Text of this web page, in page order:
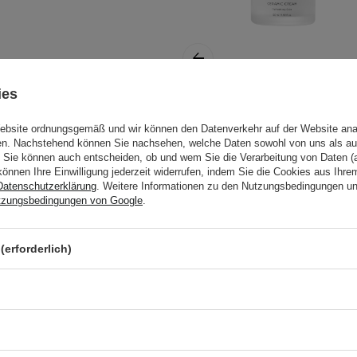
Produkt hilfreich
Gesicht
abends auftragen.
durch. Weitere
Cream - Stark
Gesichtscreme -
50ml
ordnungsgemäß und wir können den Datenverkehr auf der Website
Nachstehend können Sie nachsehen, welche Daten sowohl von uns als
können auch entscheiden, ob und wem Sie die Verarbeitung von Daten
Ihre Einwilligung jederzeit widerrufen, indem Sie die Cookies aus
. Weitere Informationen zu den Nutzungsbedingungen
von Google